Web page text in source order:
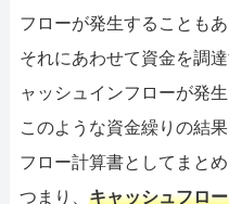
フローが発生することもあ
それにあわせて資金を調
ャッシュインフローが発生
このような資金繰りの結
フロー計算書としてまとめ
つまり、 キャッシュフロ